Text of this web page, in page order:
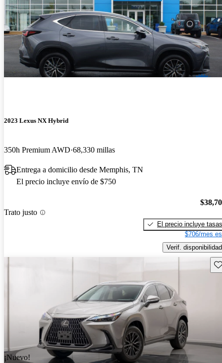
2023 Lexus NX Hybrid
350h Premium AWD 68,330 millas
Entrega a domicilio desde Memphis, TN
El precio incluye envío de $750
Trato justo
El precio incluye tasas
$706/mes
Verif. disponibilidad
¡Nuevo!